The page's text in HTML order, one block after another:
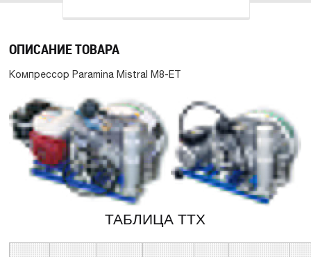
ОПИСАНИЕ ТОВАРА
Компрессор Paramina Mistral M8-ET
ТАБЛИЦА ТТХ